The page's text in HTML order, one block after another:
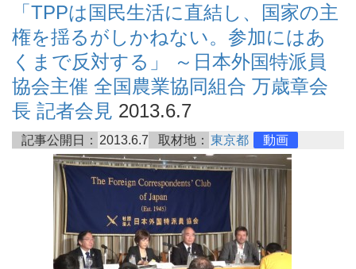
「TPPは国民生活に直結し、国家の主
権を揺るがしかねない。参加にはあ
くまで反対する」 ～日本外国特派員
協会主催 全国農業協同組合 万歳章会
長 記者会見 2013.6.7
記事公開日： 2013.6.7 取材地： 東京都 動画